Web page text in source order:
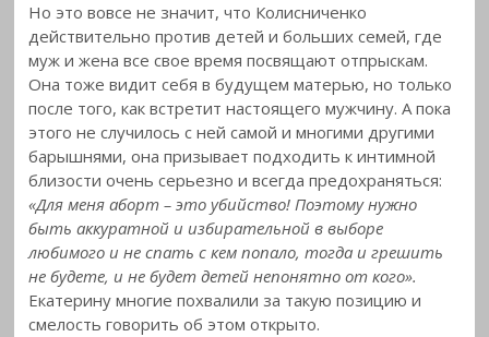
Но это вовсе не значит, что Колисниченко
действительно против детей и больших семей, где
муж и жена все свое время посвящают отпрыскам.
Она тоже видит себя в будущем матерью, но только
после того, как встретит настоящего мужчину. А пока
этого не случилось с ней самой и многими другими
барышнями, она призывает подходить к интимной
близости очень серьезно и всегда предохраняться:
«Для меня аборт – это убийство! Поэтому нужно
быть аккуратной и избирательной в выборе
любимого и не спать с кем попало, тогда и грешить
не будете, и не будет детей непонятно от кого».
Екатерину многие похвалили за такую позицию и
смелость говорить об этом открыто.